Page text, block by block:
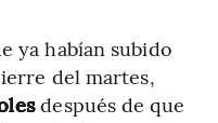
ya habían subido
del martes,
después de que